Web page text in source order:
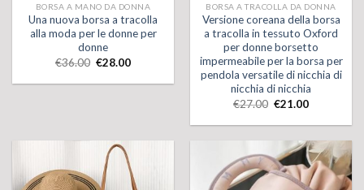
BORSA A MANO DA DONNA
Una nuova borsa a tracolla
alla moda per le donne per
donne
€36.00 €28.00
BORSA A TRACOLLA DA DONNA
Versione coreana della borsa
a tracolla in tessuto Oxford
per donne borsetto
impermeabile per la borsa per
pendola versatile di nicchia di
nicchia di nicchia
€27.00 €21.00